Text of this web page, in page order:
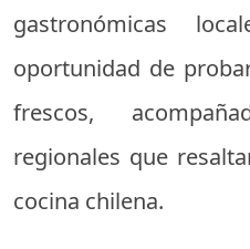
gastronómicas
oportunidad de
frescos,
regionales que
cocina chilena.